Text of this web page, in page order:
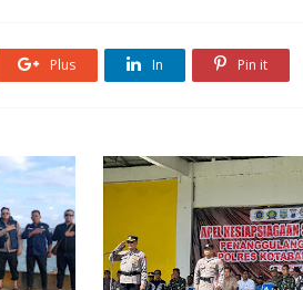
Plus In Pin it